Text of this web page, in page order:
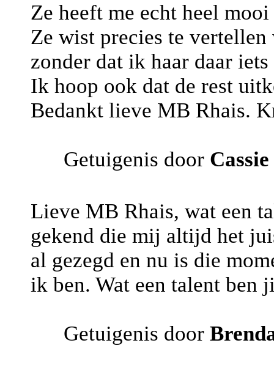
Ze heeft me echt heel
Ze wist precies te
zonder dat ik haar daar
Ik hoop ook dat de rest
Bedankt lieve MB Rhais.
Getuigenis door Cassie
Lieve MB Rhais, wat een
gekend die mij altijd het
al gezegd en nu is die
ik ben. Wat een talent ben
Getuigenis door